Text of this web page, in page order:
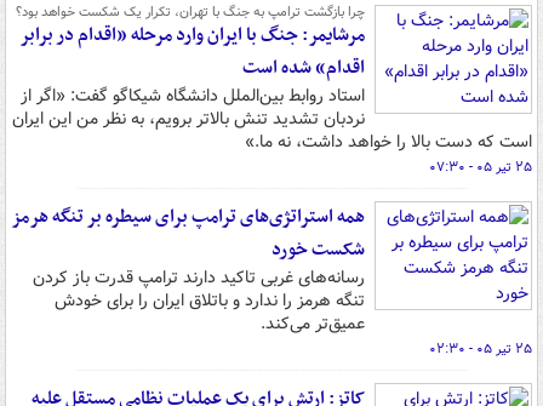
چرا بازگشت ترامپ به جنگ با تهران، تکرار یک شکست خواهد بود؟
مرشایمر: جنگ با ایران وارد مرحله «اقدام در برابر
اقدام» شده است
استاد روابط بین‌الملل دانشگاه شیکاگو گفت: «اگر از
نردبان تشدید تنش بالاتر برویم، به نظر من این ایران
است که دست بالا را خواهد داشت، نه ما.»
۲۵ تیر ۰۵ - ۰۷:۳۰
همه استراتژی‌های ترامپ برای سیطره بر تنگه هرمز
شکست خورد
رسانه‌های غربی تاکید دارند ترامپ قدرت باز کردن
تنگه هرمز را ندارد و باتلاق ایران را برای خودش
عمیق‌تر می‌کند.
۲۵ تیر ۰۵ - ۰۲:۳۰
کاتز: ارتش برای یک عملیات نظامی مستقل علیه